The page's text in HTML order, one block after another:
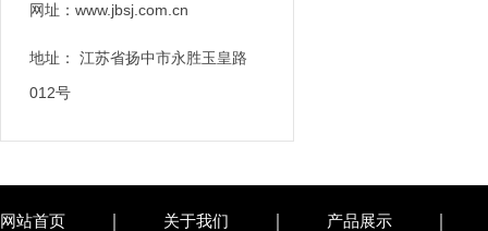
网址：www.jbsj.com.cn
地址： 江苏省扬中市永胜玉皇路
012号
网站首页 关于我们 产品展示